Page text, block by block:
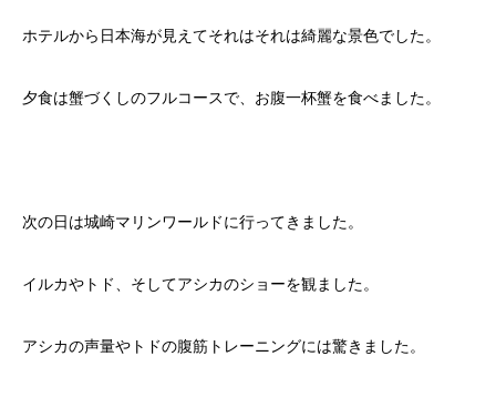
ホテルから日本海が見えてそれはそれは綺麗な景色でした。
夕食は蟹づくしのフルコースで、お腹一杯蟹を食べました。
次の日は城崎マリンワールドに行ってきました。
イルカやトド、そしてアシカのショーを観ました。
アシカの声量やトドの腹筋トレーニングには驚きました。